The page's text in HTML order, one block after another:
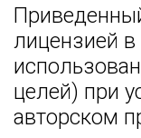
лицензией
целей) при
авторском